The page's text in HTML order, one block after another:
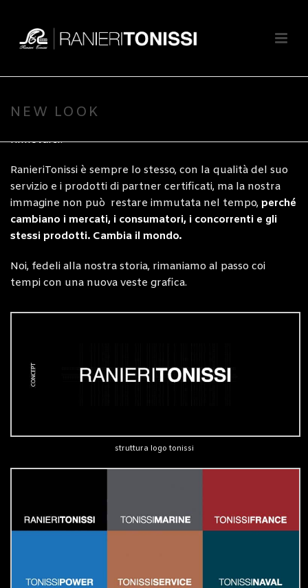
NEW LOOK
Scritto da
InNon categorizzato
Il 2020 è stato l’anno in cui ci siamo dovuti abituare al
rinnovarsi?
RanieriTonissi è sempre lo stesso, con la qualità del suo
servizio e i prodotti di partner certificati, ma la nostra
immagine non può restare immutata nel tempo, perché
cambiano i mercati, i consumatori, i concorrenti e gli
stessi prodotti. Cambia il mondo.
Noi, fedeli alla nostra storia, rimaniamo al passo coi
tempi con una nuova veste grafica.
struttura logo tonissi